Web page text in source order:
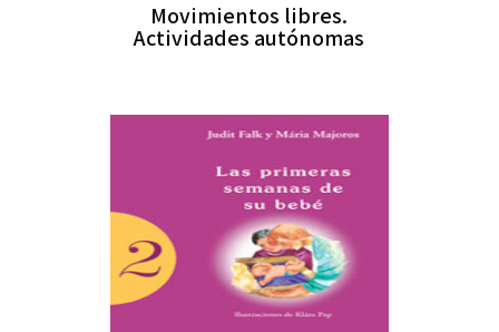
Movimientos libres.
Actividades autónomas